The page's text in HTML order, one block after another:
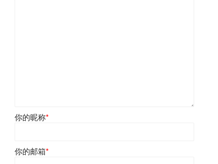
你的昵称*
你的邮箱*